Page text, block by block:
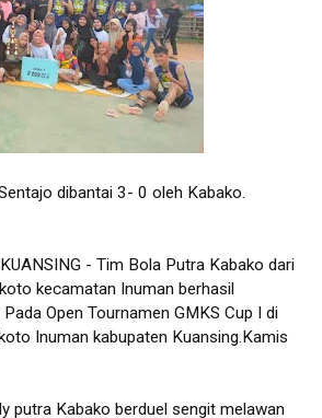
dibantai 3- 0 oleh Kabako.
- Tim Bola Putra Kabako dari
kecamatan Inuman berhasil
Open Tournamen GMKS Cup I di
Inuman kabupaten Kuansing.Kamis
putra Kabako berduel sengit melawan